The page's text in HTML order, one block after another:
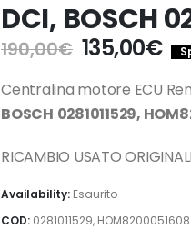
DCI, BOSCH
190,00€ Il
prezzo
originale
era:
135,00€Il
è:
Centralina motore ECU
BOSCH 0281011529,
RICAMBIO USATO
Availability: Esaurito
COD: 0281011529, HOM8200051608